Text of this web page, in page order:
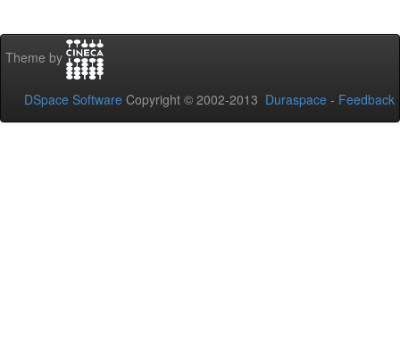
Theme by
DSpace Software Copyright © 2002-2013 Duraspace - Feedback